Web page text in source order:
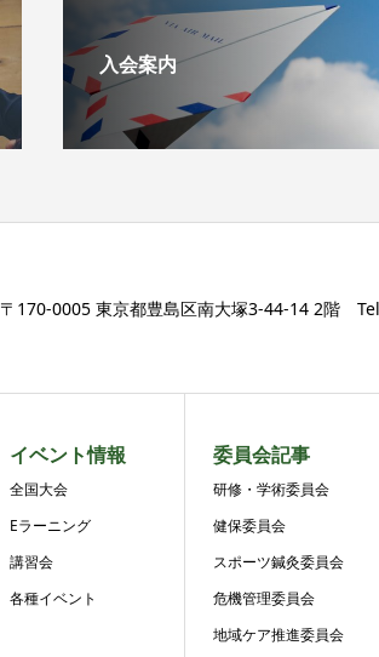
入会案内
〒170-0005 東京都豊島区南大塚3-44-14 2階
イベント情報
全国大会
Eラーニング
講習会
各種イベント
委員会記事
研修・学術委員会
健保委員会
スポーツ鍼灸委員会
危機管理委員会
地域ケア推進委員会